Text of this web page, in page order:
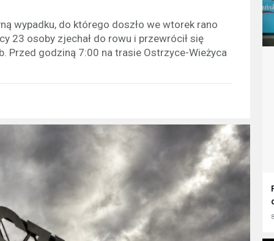
wypadku, do którego doszło we wtorek rano
23 osoby zjechał do rowu i przewrócił się
Przed godziną 7:00 na trasie Ostrzyce-Wieżyca